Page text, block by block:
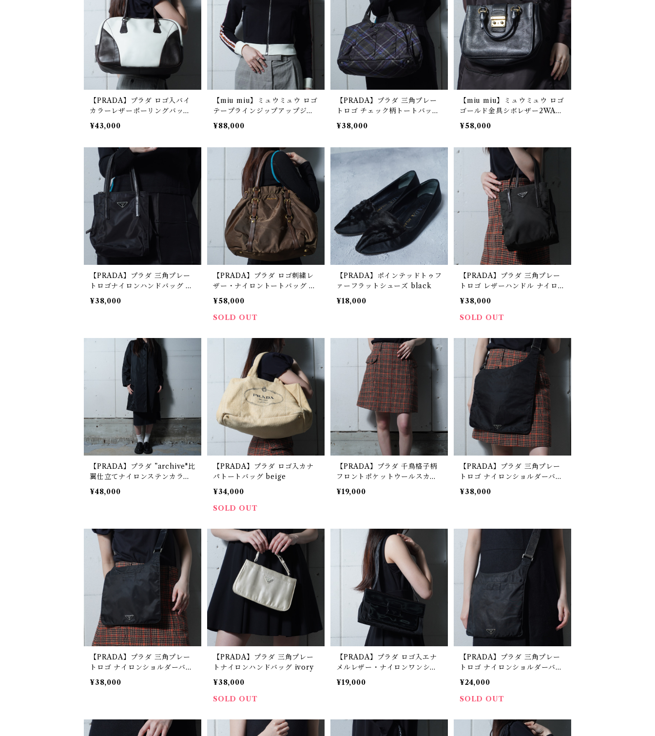
【PRADA】プラダ ロゴ入バイ
カラーレザーポーリングバッ
グ white&black
¥43,000
【miu miu】ミュウミュウ ロゴ
テープラインジップアップジャ
ケット black&white
¥88,000
【PRADA】プラダ 三角プレー
トロゴ チェック柄トートバッグ
black&purple&green
¥38,000
【miu miu】ミュウミュウ ロゴ
ゴールド金具シボレザー2WAY
ショルダーバッグ black
¥58,000
【PRADA】プラダ 三角プレー
トロゴナイロンハンドバッグ bl
ack
¥38,000
【PRADA】プラダ ロゴ刺繍レ
ザー・ナイロントートバッグ kh
aki
¥58,000
SOLD OUT
【PRADA】ポインテッドトゥフ
ァーフラットシューズ black
¥18,000
【PRADA】プラダ 三角プレー
トロゴ レザーハンドル ナイロン
ハンドバッグ deep green
¥38,000
SOLD OUT
【PRADA】プラダ ”archive"比
翼仕立てナイロンステンカラー
コート black
¥48,000
【PRADA】プラダ ロゴ入カナ
パトートバッグ beige
¥34,000
SOLD OUT
【PRADA】プラダ 千鳥格子柄
フロントポケットウールスカー
ト brown
¥19,000
【PRADA】プラダ 三角プレー
トロゴ ナイロンショルダーバッ
グ black
¥38,000
【PRADA】プラダ 三角プレー
トロゴ ナイロンショルダーバッ
グ black
¥38,000
【PRADA】プラダ 三角プレー
トナイロンハンドバッグ ivory
¥38,000
SOLD OUT
【PRADA】プラダ ロゴ入エナ
メルレザー・ナイロンワンショ
ルダーバッグ black
¥19,000
【PRADA】プラダ 三角プレー
トロゴ ナイロンショルダーバッ
グ black
¥24,000
SOLD OUT